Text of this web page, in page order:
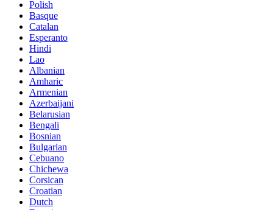
Polish
Basque
Catalan
Esperanto
Hindi
Lao
Albanian
Amharic
Armenian
Azerbaijani
Belarusian
Bengali
Bosnian
Bulgarian
Cebuano
Chichewa
Corsican
Croatian
Dutch